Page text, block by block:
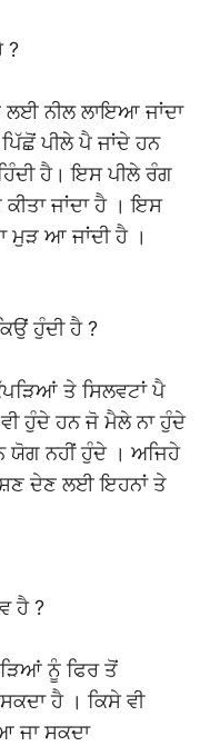
?
ਲਈ ਨੀਲ ਲਾਇਆ ਜਾਂਦਾ
ਪੀਲੇ ਪੈ ਜਾਂਦੇ ਹਨ
ਹੈ। ਇਸ ਪੀਲੇ ਰੰਗ
ਜਾਂਦਾ ਹੈ । ਇਸ
ਮੁੜ ਆ ਜਾਂਦੀ ਹੈ ।
ਹੁੰਦੀ ਹੈ ?
ਤੇ ਸਿਲਵਟਾਂ ਪੈ
ਹੁੰਦੇ ਹਨ ਜੋ ਮੈਲੇ ਨਾ ਹੁੰਦੇ
ਯੋਗ ਨਹੀਂ ਹੁੰਦੇ । ਅਜਿਹੇ
ਦੇਣ ਲਈ ਇਹਨਾਂ ਤੇ
ਹੈ ?
ਨੂੰ ਫਿਰ ਤੋਂ
ਹੈ । ਕਿਸੇ ਵੀ
ਜਾ ਸਕਦਾ